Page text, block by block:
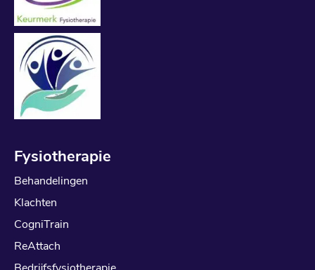
Fysiotherapie
Behandelingen
Klachten
CogniTrain
ReAttach